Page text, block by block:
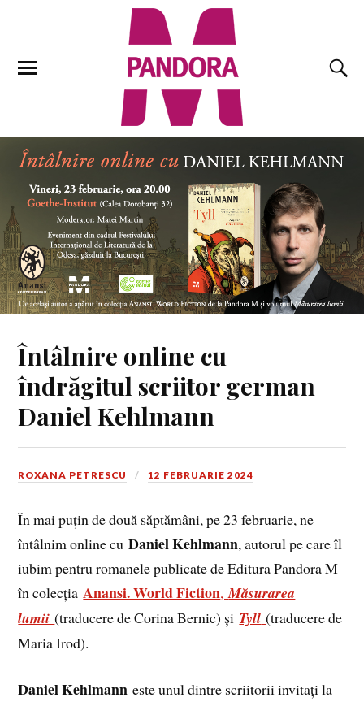
Întâlnire online cu
îndrăgitul scriitor german
Daniel Kehlmann
ROXANA PETRESCU 12 FEBRUARIE 2024
În mai puțin de două săptămâni, pe 23 februarie, ne
întâlnim online cuDaniel Kehlmann, autorul pe care îl
iubim pentru romanele publicate de Editura Pandora M
în colecțiaAnansi. World Fiction,Măsurarea
lumii(traducere de Corina Bernic) și Tyll (traducere de
Maria Irod).
Daniel Kehlmann este unul dintre scriitorii invitați la